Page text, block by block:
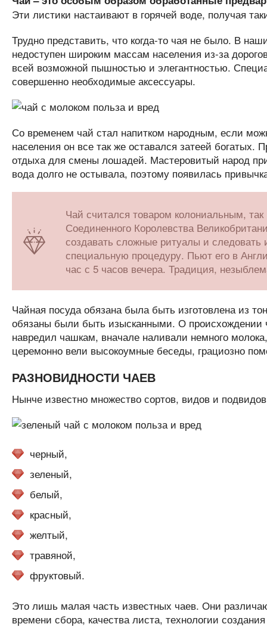
Эти листики настаивают в горячей воде, получая
Трудно представить, что когда-то чая не было. В
недоступен широким массам населения из-за
всей возможной пышностью и элегантностью.
совершенно необходимые аксессуары.
Со временем чай стал напитком народным, если
населения он все так же оставался затеей богатых.
отдыха для смены лошадей. Мастеровитый народ
вода долго не остывала, поэтому появилась
Чай считался товаром колониальным,
Соединенного Королевства
создавать сложные ритуалы и
специальную процедуру. Пьют его в
час с 5 часов вечера. Традиция,
Чайная посуда обязана была быть изготовлена из
обязаны были быть изысканными. О происхождении
навредил чашкам, вначале наливали немного
церемонно вели высокоумные беседы, грациозно
РАЗНОВИДНОСТИ ЧАЕВ
Нынче известно множество сортов, видов и
черный,
зеленый,
белый,
красный,
желтый,
травяной,
фруктовый.
Это лишь малая часть известных чаев. Они
времени сбора, качества листа, технологии